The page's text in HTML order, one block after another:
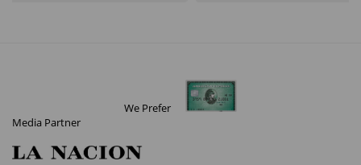
We Prefer
Media Partner